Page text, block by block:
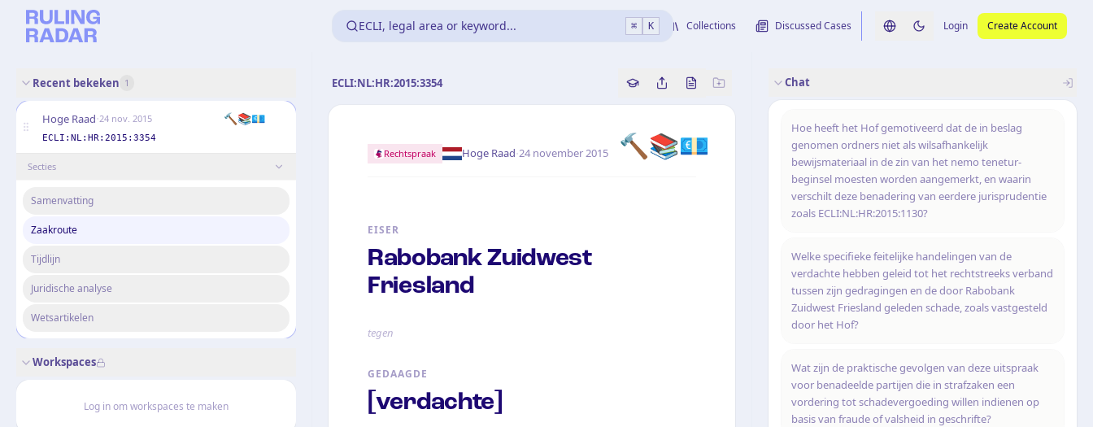
ECLI, legal area or keyword... ⌘ K Collections Discussed Cases Switch language
Switch to dark theme
Login Create Account
Recent bekeken 1
Hoge Raad·24 nov. 2015 🔨📚💶
ECLI:NL:HR:2015:3354
Secties
Samenvatting
Zaakroute
Tijdlijn
Juridische analyse
Wetsartikelen
Workspaces
Log in om workspaces te maken
ECLI:NL:HR:2015:3354 Copy source reference
Share this analysis
Bekijk originele uitspraak
🔨📚💶
Rechtspraak Hoge Raad·24 november 2015
EISER
Rabobank Zuidwest
Friesland
tegen
GEDAAGDE
[verdachte]
Chat
Hoe heeft het Hof gemotiveerd dat de in beslag
genomen ordners niet als wilsafhankelijk
bewijsmateriaal in de zin van het nemo tenetur-
beginsel moesten worden aangemerkt, en waarin
verschilt deze benadering van eerdere jurisprudentie
zoals ECLI:NL:HR:2015:1130?
Welke specifieke feitelijke handelingen van de
verdachte hebben geleid tot het rechtstreeks verband
tussen zijn gedragingen en de door Rabobank
Zuidwest Friesland geleden schade, zoals vastgesteld
door het Hof?
Wat zijn de praktische gevolgen van deze uitspraak
voor benadeelde partijen die in strafzaken een
vordering tot schadevergoeding willen indienen op
basis van fraude of valsheid in geschrifte?